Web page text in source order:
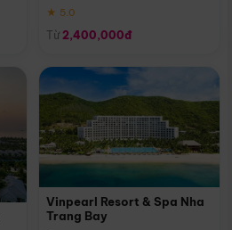
★ 5.0
Từ 2,400,000đ
Vinpearl Resort & Spa Nha
Trang Bay